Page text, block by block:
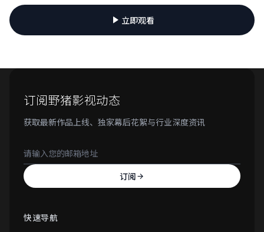
立即观看
订阅野猪影视动态
获取最新作品上线、独家幕后花絮与行业深度资讯
订阅
快速导航